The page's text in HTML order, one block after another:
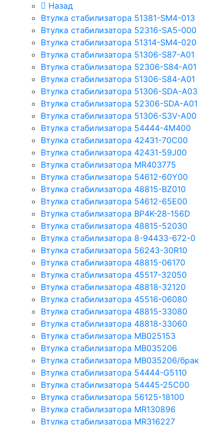
Назад
Втулка стабилизатора 51381-SM4-013
Втулка стабилизатора 52316-SA5-000
Втулка стабилизатора 51314-SM4-020
Втулка стабилизатора 51306-S87-A01
Втулка стабилизатора 52306-S84-A01
Втулка стабилизатора 51306-S84-A01
Втулка стабилизатора 51306-SDA-A03
Втулка стабилизатора 52306-SDA-A01
Втулка стабилизатора 51306-S3V-A00
Втулка стабилизатора 54444-4M400
Втулка стабилизатора 42431-70С00
Втулка стабилизатора 42431-59J00
Втулка стабилизатора MR403775
Втулка стабилизатора 54612-60Y00
Втулка стабилизатора 48815-BZ010
Втулка стабилизатора 54612-65Е00
Втулка стабилизатора BP4K-28-156D
Втулка стабилизатора 48815-52030
Втулка стабилизатора 8-94433-672-0
Втулка стабилизатора 56243-30R10
Втулка стабилизатора 48815-06170
Втулка стабилизатора 45517-32050
Втулка стабилизатора 48818-32120
Втулка стабилизатора 45516-06080
Втулка стабилизатора 48815-33080
Втулка стабилизатора 48818-33060
Втулка стабилизатора MB025153
Втулка стабилизатора MB035206
Втулка стабилизатора MB035206/брак
Втулка стабилизатора 54444-G5110
Втулка стабилизатора 54445-25C00
Втулка стабилизатора 56125-18100
Втулка стабилизатора MR130896
Втулка стабилизатора MR316227